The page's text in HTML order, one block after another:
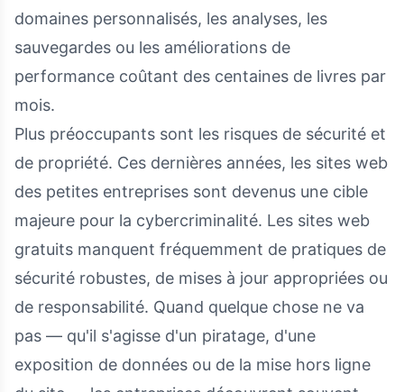
domaines personnalisés, les analyses, les
sauvegardes ou les améliorations de
performance coûtant des centaines de livres par
mois.
Plus préoccupants sont les risques de sécurité et
de propriété. Ces dernières années, les sites web
des petites entreprises sont devenus une cible
majeure pour la cybercriminalité. Les sites web
gratuits manquent fréquemment de pratiques de
sécurité robustes, de mises à jour appropriées ou
de responsabilité. Quand quelque chose ne va
pas — qu'il s'agisse d'un piratage, d'une
exposition de données ou de la mise hors ligne